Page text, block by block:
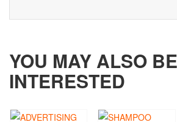
YOU MAY ALSO BE
INTERESTED